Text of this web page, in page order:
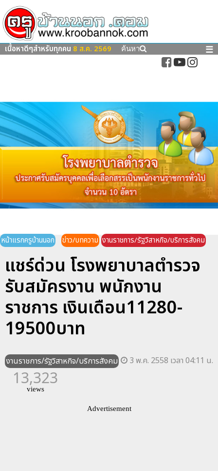
เนื้อหาดีๆสำหรับทุกคน 8 ส.ค. 2569 ค้นหา ☰
หน้าแรกครูบ้านนอก ข่าว/บทความ งานราชการ/รัฐวิสาหกิจ/บริการสังคม
แชร์ด่วน โรงพยาบาลตำรวจ
รับสมัครงาน พนักงาน
ราชการ เงินเดือน11280-
19500บาท
งานราชการ/รัฐวิสาหกิจ/บริการสังคม 3 พ.ค. 2558 เวลา 04:11 น.
13,323
views
Advertisement